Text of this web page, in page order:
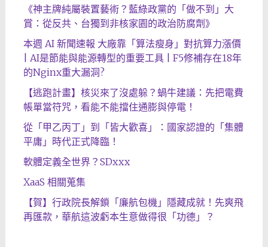
《神主牌純屬裝置藝術？藍綠政黨的「做不到」大
賞：從反共、台獨到非核家園的政治防腐劑》
本週 AI 新聞速報 大廠靠「算法瘦身」對抗算力漲價
| AI是節能與能源轉型的重要工具 | F5修補存在18年
的Nginx重大漏洞?
【逃跑計畫】核災來了沒處躲？蝸牛建議：先把電費
帳單當符咒，看能不能擋住通膨與停電！
從「甲乙丙丁」到「皆大歡喜」：國家認證的「集體
平庸」時代正式降臨！
軟體定義全世界？SDxxx
XaaS 相關蒐集
【賀】行政院長解鎖「廉航包機」隱藏成就！先爽飛
再匯款，華航這波虧本生意做得很「功德」？